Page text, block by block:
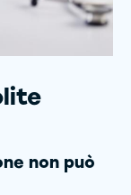
non può